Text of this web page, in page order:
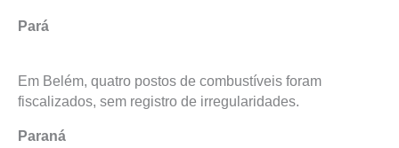
Pará
Em Belém, quatro postos de combustíveis foram
fiscalizados, sem registro de irregularidades.
Paraná